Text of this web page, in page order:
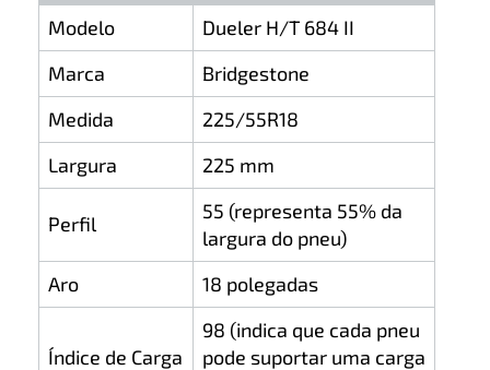
Modelo
Dueler H/T 684 II
Marca
Bridgestone
Medida
225/55R18
Largura
225 mm
Perfil
55 (representa 55% da
largura do pneu)
Aro
18 polegadas
Índice de Carga
98 (indica que cada pneu
pode suportar uma carga